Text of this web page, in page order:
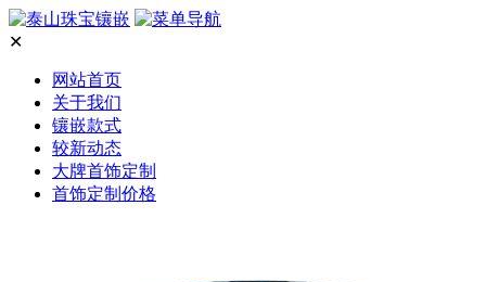
✕
网站首页
关于我们
镶嵌款式
较新动态
大牌首饰定制
首饰定制价格